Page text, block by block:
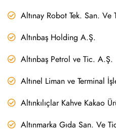
Altınay Robot Tek. San. Ve
Altınbaş Holding A.Ş.
Altınbaş Petrol ve Tic. A.Ş.
Altınel Liman ve Terminal
Altınkılıçlar Kahve Kakao
Altınmarka Gıda San. Ve